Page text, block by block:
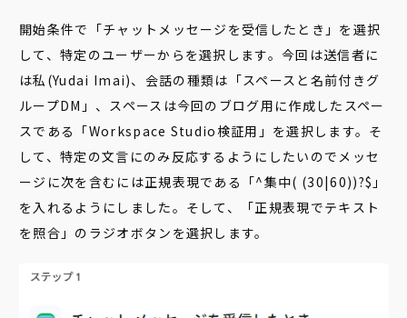
開始条件で「チャットメッセージを受信したとき」を選択
して、特定のユーザーからを選択します。今回は送信者に
は私(Yudai Imai)、会話の種類は「スペースと名前付きグ
ループDM」、スペースは今回のブログ用に作成したスペー
スである「Workspace Studio検証用」を選択します。そ
して、特定の文言にのみ反応するようにしたいのでメッセ
ージに次を含むには正規表現である「^集中( (30|60))?$」
を入れるようにしました。そして、「正規表現でテキスト
を照合」のラジオボタンを選択します。